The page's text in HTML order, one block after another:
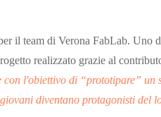
il team di Verona FabLab. Uno
realizzato grazie al
l'obiettivo di “prototipare”
diventano protagonisti